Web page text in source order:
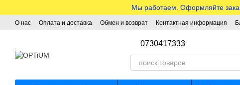
Мы работаем. Оформляйте
О нас Оплата и доставка Обмен и возврат Контактная информация
0730417333